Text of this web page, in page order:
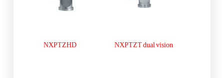
NXPTZT dual vision
NXPTZHD